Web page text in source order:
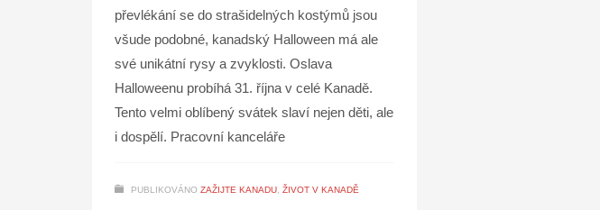
převlékání se do strašidelných kostýmů jsou
všude podobné, kanadský Halloween má ale
své unikátní rysy a zvyklosti. Oslava
Halloweenu probíhá 31. října v celé Kanadě.
Tento velmi oblíbený svátek slaví nejen děti, ale
i dospělí. Pracovní kanceláře
PUBLIKOVÁNO ZAŽIJTE KANADU, ŽIVOT V KANADĚ